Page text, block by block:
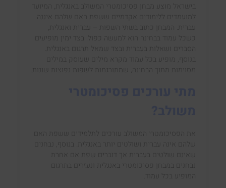
בישראל מוצע מבחן פסיכומטרי המשולב באנגלית, המיועד
למועמדים ללימודים אקדמיים ששפת האם שלהם איננה
עברית. המבחן כתוב בשתי השפות – עברית ואנגלית,
כשכל עמוד בבחינה הוא למעשה כפול. בצד ימין מופיעים
הסברים ושאלות בעברית ובצד שמאל תרגום באנגלית.
בנוסף, מופיע בכל עמוד מקרא מילים שעוסק במילים
מסוימות מתוך הבחינה, שמתורגמות לשפות נפוצות שונות.
את הפסיכומטרי המשולב עורכים לתלמידים ששפת האם
שלהם אינה עברית ושולטים יותר באנגלית. בנוסף, נבחנים
שאינם שולטים בעברית אך דוברים שפת אם אחרת
נבחנים במבחן פסיכומטרי באנגלית ונעזרים בתרגום
המופיע בכל עמוד.